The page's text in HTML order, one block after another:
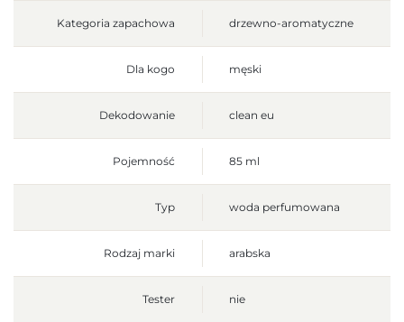
Kategoria zapachowa drzewno-aromatyczne
Dla kogo męski
Dekodowanie clean eu
Pojemność 85 ml
Typ woda perfumowana
Rodzaj marki arabska
Tester nie